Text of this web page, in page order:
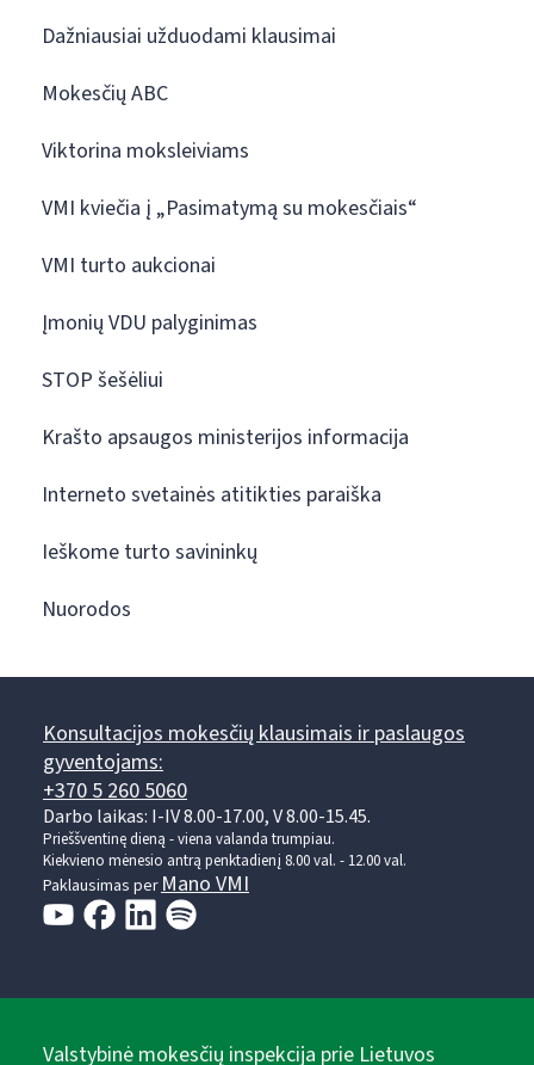
Dažniausiai užduodami klausimai
Mokesčių ABC
Viktorina moksleiviams
VMI kviečia į „Pasimatymą su mokesčiais“
VMI turto aukcionai
Įmonių VDU palyginimas
STOP šešėliui
Krašto apsaugos ministerijos informacija
Interneto svetainės atitikties paraiška
Ieškome turto savininkų
Nuorodos
Konsultacijos mokesčių klausimais ir paslaugos
gyventojams:
+370 5 260 5060
Darbo laikas: I-IV 8.00-17.00, V 8.00-15.45.
Prieššventinę dieną - viena valanda trumpiau.
Kiekvieno mėnesio antrą penktadienį 8.00 val. - 12.00 val.
Paklausimas per Mano VMI
Valstybinė mokesčių inspekcija prie Lietuvos